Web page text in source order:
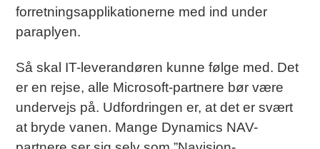
forretningsapplikationerne med ind under
paraplyen.
Så skal IT-leverandøren kunne følge med. Det
er en rejse, alle Microsoft-partnere bør være
undervejs på. Udfordringen er, at det er svært
at bryde vanen. Mange Dynamics NAV-